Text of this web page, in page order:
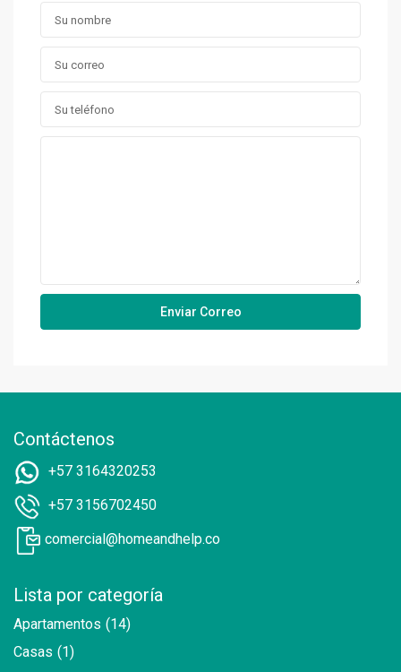
Contáctenos
+57 3164320253
+57 3156702450
comercial@homeandhelp.co
Lista por categoría
Apartamentos (14)
Casas (1)